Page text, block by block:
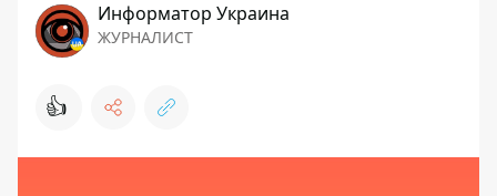
Информатор Украина
ЖУРНАЛИСТ
👍